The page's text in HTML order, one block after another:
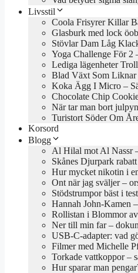
Livsstil
Coola Frisyrer Killar
Glasburk med lock
Stövlar Dam Låg
Yoga Challenge För 2
Lediga lägenheter
Blad Växt Som Liknar
Koka Ägg I Micro –
Chocolate Chip
När tar man bort
Turistort Söder Om
Korsord
Blogg
Al Hilal mot Al Nassr
Skånes Djurpark
Hur mycket nikotin i
Ont när jag sväljer –
Stödstrumpor bäst i
Hannah John-Kamen
Rollistan i Blommor
Ner till min far –
USB-C-adapter: vad
Filmer med Michelle
Torkade vattkoppor –
Hur sparar man